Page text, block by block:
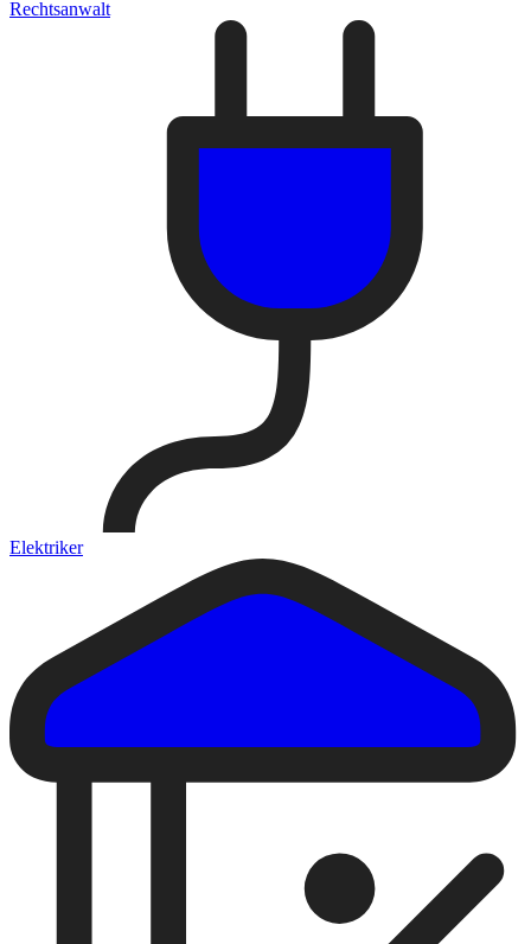
Rechtsanwalt
Elektriker